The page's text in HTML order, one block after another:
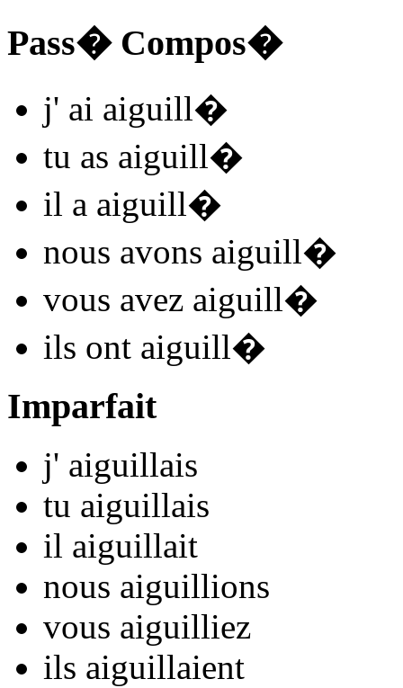
Pass� Compos�
j' ai aiguill�
tu as aiguill�
il a aiguill�
nous avons aiguill�
vous avez aiguill�
ils ont aiguill�
Imparfait
j' aiguillais
tu aiguillais
il aiguillait
nous aiguillions
vous aiguilliez
ils aiguillaient